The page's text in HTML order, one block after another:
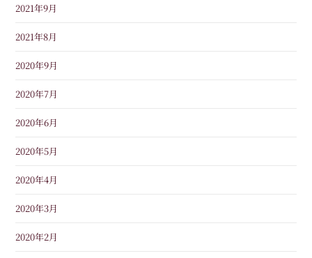
2021年9月
2021年8月
2020年9月
2020年7月
2020年6月
2020年5月
2020年4月
2020年3月
2020年2月